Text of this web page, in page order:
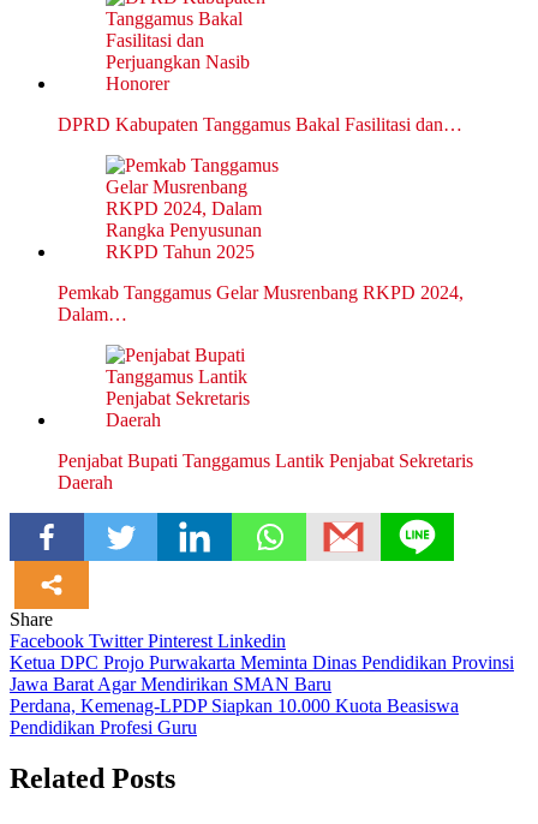
DPRD Kabupaten Tanggamus Bakal Fasilitasi dan…
Pemkab Tanggamus Gelar Musrenbang RKPD 2024,
Dalam…
Penjabat Bupati Tanggamus Lantik Penjabat Sekretaris
Daerah
Share
Facebook TwitterPinterest Linkedin
Navigasi
pos
Ketua DPC Projo Purwakarta Meminta Dinas Pendidikan Provinsi
Jawa Barat Agar Mendirikan SMAN Baru
Perdana, Kemenag-LPDP Siapkan 10.000 Kuota Beasiswa
Pendidikan Profesi Guru
Related Posts